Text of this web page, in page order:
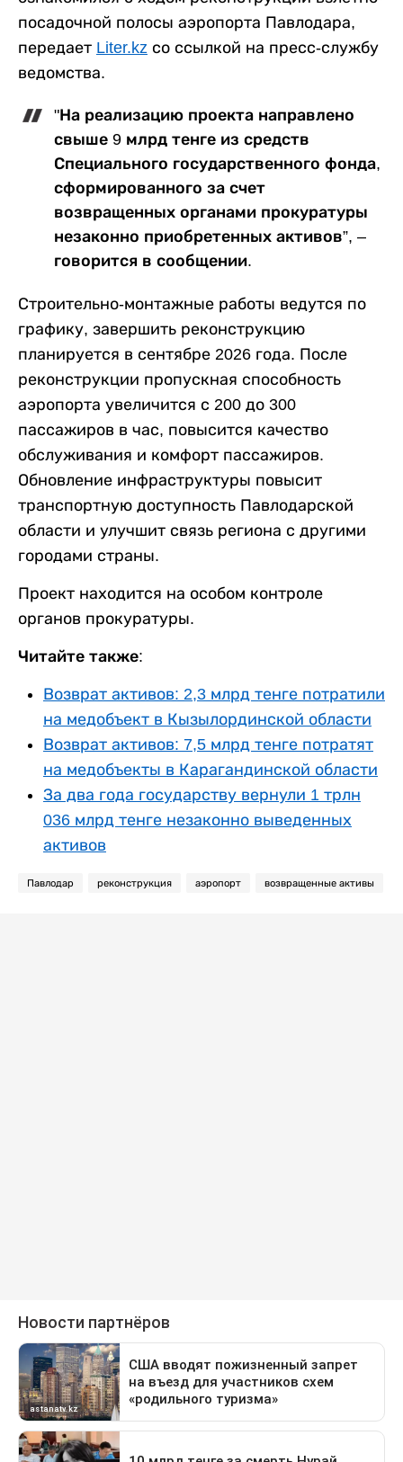
посадочной полосы аэропорта Павлодара,
передает Liter.kz со ссылкой на пресс-службу
ведомства.
"На реализацию проекта направлено
свыше 9 млрд тенге из средств
Специального государственного фонда,
сформированного за счет
возвращенных органами прокуратуры
незаконно приобретенных активов”, –
говорится в сообщении.
Строительно-монтажные работы ведутся по
графику, завершить реконструкцию
планируется в сентябре 2026 года. После
реконструкции пропускная способность
аэропорта увеличится с 200 до 300
пассажиров в час, повысится качество
обслуживания и комфорт пассажиров.
Обновление инфраструктуры повысит
транспортную доступность Павлодарской
области и улучшит связь региона с другими
городами страны.
Проект находится на особом контроле
органов прокуратуры.
Читайте также:
Возврат активов: 2,3 млрд тенге потратили
на медобъект в Кызылординской области
Возврат активов: 7,5 млрд тенге потратят
на медобъекты в Карагандинской области
За два года государству вернули 1 трлн
036 млрд тенге незаконно выведенных
активов
Павлодар реконструкция аэропорт возвращенные активы